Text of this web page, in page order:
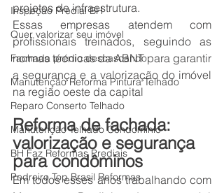
Inspeção Predial BH
Quer valorizar seu imóvel
Fachada prédio descascando
Manutenção Reforma Pintura Telhado
Reparo Conserto Telhado
Manutenção Telhado Condomínio
BH Faz Reformas Prediais
Pedreiro Top Brasil Reformas
projetos de infraestrutura.
Essas empresas atendem com
profissionais treinados, seguindo as
normas técnicas da ABNT para garantir
a segurança e a valorização do imóvel
na região oeste da capital
Reforma de fachada:
valorização e segurança
para condôminos
Em todos esses anos trabalhando com